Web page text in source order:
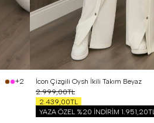
+2
İcon Çizgili Oysh İkili Takım Beyaz
2.999,00TL
2.439,00TL
YAZA ÖZEL %20 İNDİRİM 1.951,20TL